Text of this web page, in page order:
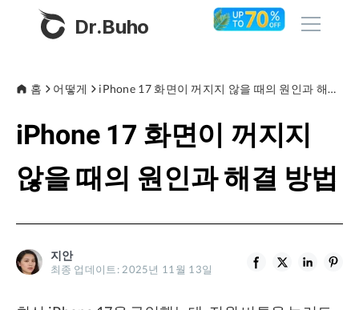
Dr.Buho
제품
BuhoCleaner
BuhoUnlocker
BuhoRepair
BuhoNTFS
스토어
홈 어떻게 iPhone 17 화면이 꺼지지 않을 때의 원인과 해결 방법
iPhone 17 화면이 꺼지지
않을 때의 원인과 해결 방법
지안
최종 업데이트: 2025년 11월 13일